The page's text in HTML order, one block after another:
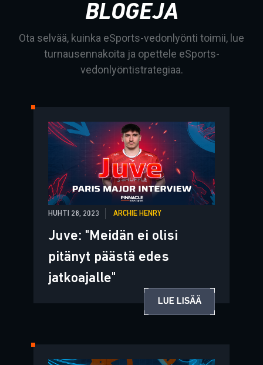
BLOGEJA
Ota selvää, kuinka eSports-vedonlyönti toimii, lue
turnausennakoita ja opettele eSports-
vedonlyöntistrategiaa.
HUHTI 28, 2023 ARCHIE HENRY
Juve: "Meidän ei olisi
pitänyt päästä edes
jatkoajalle"
LUE LISÄÄ